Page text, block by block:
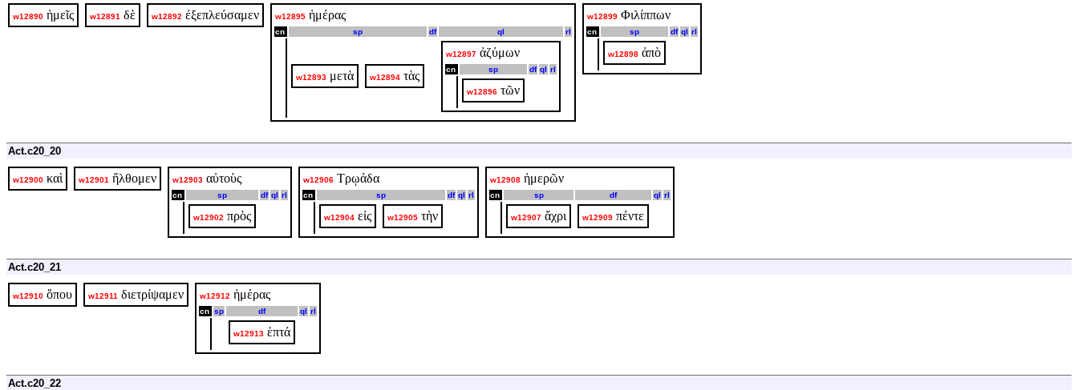
w12890 ἡμεῖς w12891 δὲ w12892 ἐξεπλεύσαμεν w12895 ἡμέρας
cn sp df ql rl
w12893 μετὰ w12894 τὰς
w12897 ἀζύμων
cn sp df ql rl
w12896 τῶν
w12899 Φιλίππων
cn sp df ql rl
w12898 ἀπὸ
Act.c20_20
w12900 καὶ w12901 ἤλθομεν w12903 αὐτοὺς
cn sp df ql rl
w12902 πρὸς
w12906 Τρῳάδα
cn sp df ql rl
w12904 εἰς w12905 τὴν
w12908 ἡμερῶν
cn sp df ql rl
w12907 ἄχρι w12909 πέντε
Act.c20_21
w12910 ὅπου w12911 διετρίψαμεν w12912 ἡμέρας
cn sp df ql rl
w12913 ἑπτά
Act.c20_22